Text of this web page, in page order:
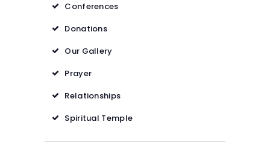
Conferences
Donations
Our Gallery
Prayer
Relationships
Spiritual Temple